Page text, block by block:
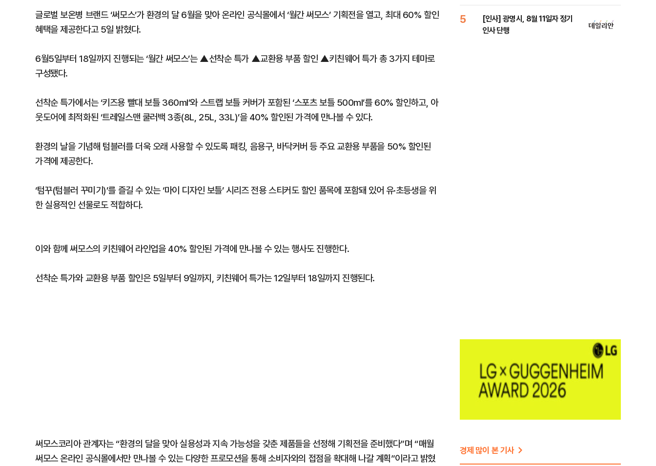
글로벌 보온병 브랜드 ‘써모스’가 환경의 달 6월을 맞아 온라인 공식몰에서 ‘월간 써모스’ 기획전을 열고, 최대 60% 할인
혜택을 제공한다고 5일 밝혔다.
6월5일부터 18일까지 진행되는 ‘월간 써모스’는 ▲선착순 특가 ▲교환용 부품 할인 ▲키친웨어 특가 총 3가지 테마로
구성됐다.
선착순 특가에서는 ‘키즈용 빨대 보틀 360ml’와 스트랩 보틀 커버가 포함된 ‘스포츠 보틀 500ml’를 60% 할인하고, 아
웃도어에 최적화된 ‘트레일스맨 쿨러백 3종(8L, 25L, 33L)’을 40% 할인된 가격에 만나볼 수 있다.
환경의 날을 기념해 텀블러를 더욱 오래 사용할 수 있도록 패킹, 음용구, 바닥커버 등 주요 교환용 부품을 50% 할인된
가격에 제공한다.
‘텀꾸(텀블러 꾸미기)’를 즐길 수 있는 ‘마이 디자인 보틀’ 시리즈 전용 스티커도 할인 품목에 포함돼 있어 유·초등생을 위
한 실용적인 선물로도 적합하다.
이와 함께 써모스의 키친웨어 라인업을 40% 할인된 가격에 만나볼 수 있는 행사도 진행한다.
선착순 특가와 교환용 부품 할인은 5일부터 9일까지, 키친웨어 특가는 12일부터 18일까지 진행된다.
써모스코리아 관계자는 “환경의 달을 맞아 실용성과 지속 가능성을 갖춘 제품들을 선정해 기획전을 준비했다”며 “매월
써모스 온라인 공식몰에서만 만나볼 수 있는 다양한 프로모션을 통해 소비자와의 접점을 확대해 나갈 계획”이라고 밝혔
5
[인사] 광명시, 8월 11일자 정기
인사 단행
경제 많이 본 기사